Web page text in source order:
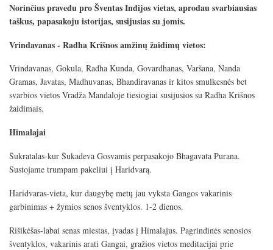
Norinčius pravedu pro Šventas Indijos vietas, aprodau svarbiausias
taškus, papasakoju istorijas, susijusias su jomis.
Vrindavanas - Radha Krišnos amžinų žaidimų vietos:
Vrindavanas, Gokula, Radha Kunda, Govardhanas, Varšana, Nanda
Gramas, Javatas, Madhuvanas, Bhandiravanas ir kitos smulkesnės bet
svarbios vietos Vradža Mandaloje tiesiogiai susijusios su Radha Krišnos
žaidimais.
Himalajai
Šukratalas-kur Šukadeva Gosvamis perpasakojo Bhagavata Purana.
Sustojame trumpam pakeliui į Haridvarą.
Haridvaras-vieta, kur daugybę metų jau vyksta Gangos vakarinis
garbinimas + žymios senos šventyklos. 1-2 dienos.
Rišikėšas-labai senas miestas, įvadas į Himalajus. Pagrindinės senosios
šventyklos, vakarinis arati Gangai, gražios vietos meditacijai prie